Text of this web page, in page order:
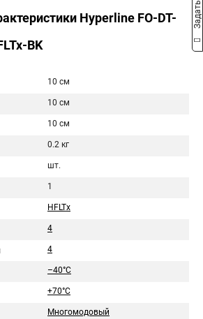
Hyperline FO-DT-
BK
10 см
10 см
10 см
0.2 кг
шт.
1
HFLTx
4
4
–40°C
+70°C
Многомодовый